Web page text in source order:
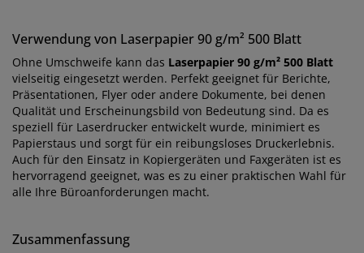
Verwendung von Laserpapier 90 g/m² 500 Blatt
Ohne Umschweife kann das Laserpapier 90 g/m² 500 Blatt
vielseitig eingesetzt werden. Perfekt geeignet für Berichte,
Präsentationen, Flyer oder andere Dokumente, bei denen
Qualität und Erscheinungsbild von Bedeutung sind. Da es
speziell für Laserdrucker entwickelt wurde, minimiert es
Papierstaus und sorgt für ein reibungsloses Druckerlebnis.
Auch für den Einsatz in Kopiergeräten und Faxgeräten ist es
hervorragend geeignet, was es zu einer praktischen Wahl für
alle Ihre Büroanforderungen macht.
Zusammenfassung